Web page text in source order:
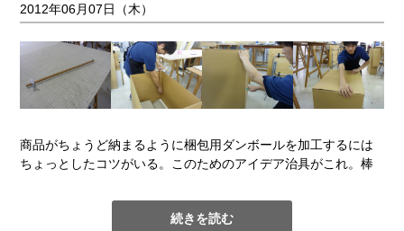
2012年06月07日（木）
商品がちょうど納まるように梱包用ダンボールを加工するには
ちょっとしたコツがいる。このためのアイデア治具がこれ。棒
線状に凹みがつく。梱包の決め手になる正確な折り込みライン
が誰でも簡単に引ける。角材とクランプだけの簡単なものだ
続きを読む